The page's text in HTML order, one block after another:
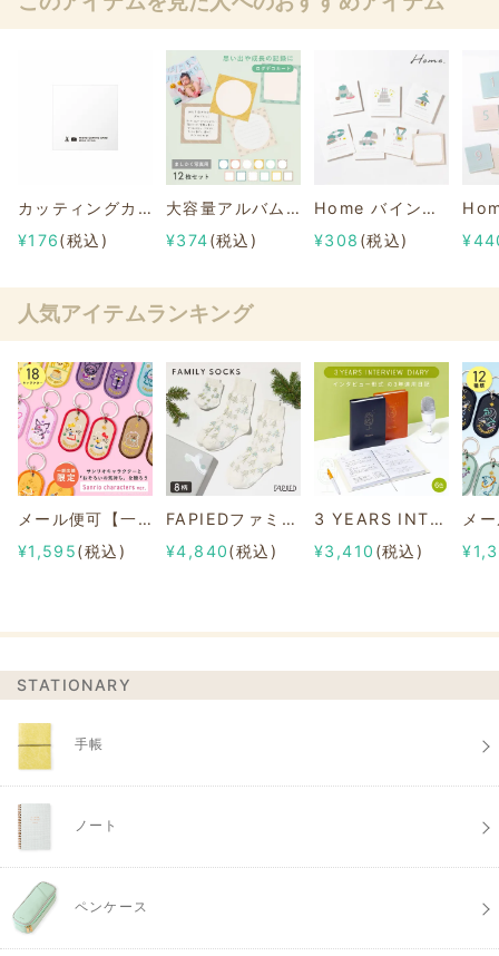
カッティングカード
¥176(税込)
大容量アルバムシリーズ 【ログデコカード】ましかく写真用
¥374(税込)
Home バインダーアルバム イベント＆ログカードセット
¥308 (税込)
人気アイテムランキング
メール便可【一部店舗限定】2/8b PAIR KEY RING Sanrio characters ver.
¥1,595(税込)
FAPIEDファミリーソックスセット 総柄
¥4,840(税込)
3 YEARS INTERVIEW DIARY
¥3,410 (税込)
STATIONARY
手帳
ノート
ペンケース